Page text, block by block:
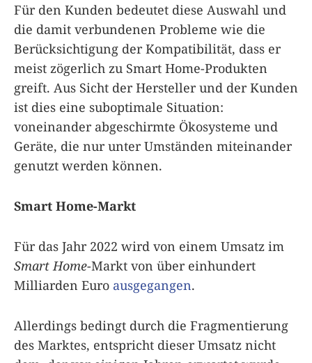
Für den Kunden bedeutet diese Auswahl und
die damit verbundenen Probleme wie die
Berücksichtigung der Kompatibilität, dass er
meist zögerlich zu Smart Home-Produkten
greift. Aus Sicht der Hersteller und der Kunden
ist dies eine suboptimale Situation:
voneinander abgeschirmte Ökosysteme und
Geräte, die nur unter Umständen miteinander
genutzt werden können.
Smart Home-Markt
Für das Jahr 2022 wird von einem Umsatz im
Smart Home-Markt von über einhundert
Milliarden Euro ausgegangen.
Allerdings bedingt durch die Fragmentierung
des Marktes, entspricht dieser Umsatz nicht